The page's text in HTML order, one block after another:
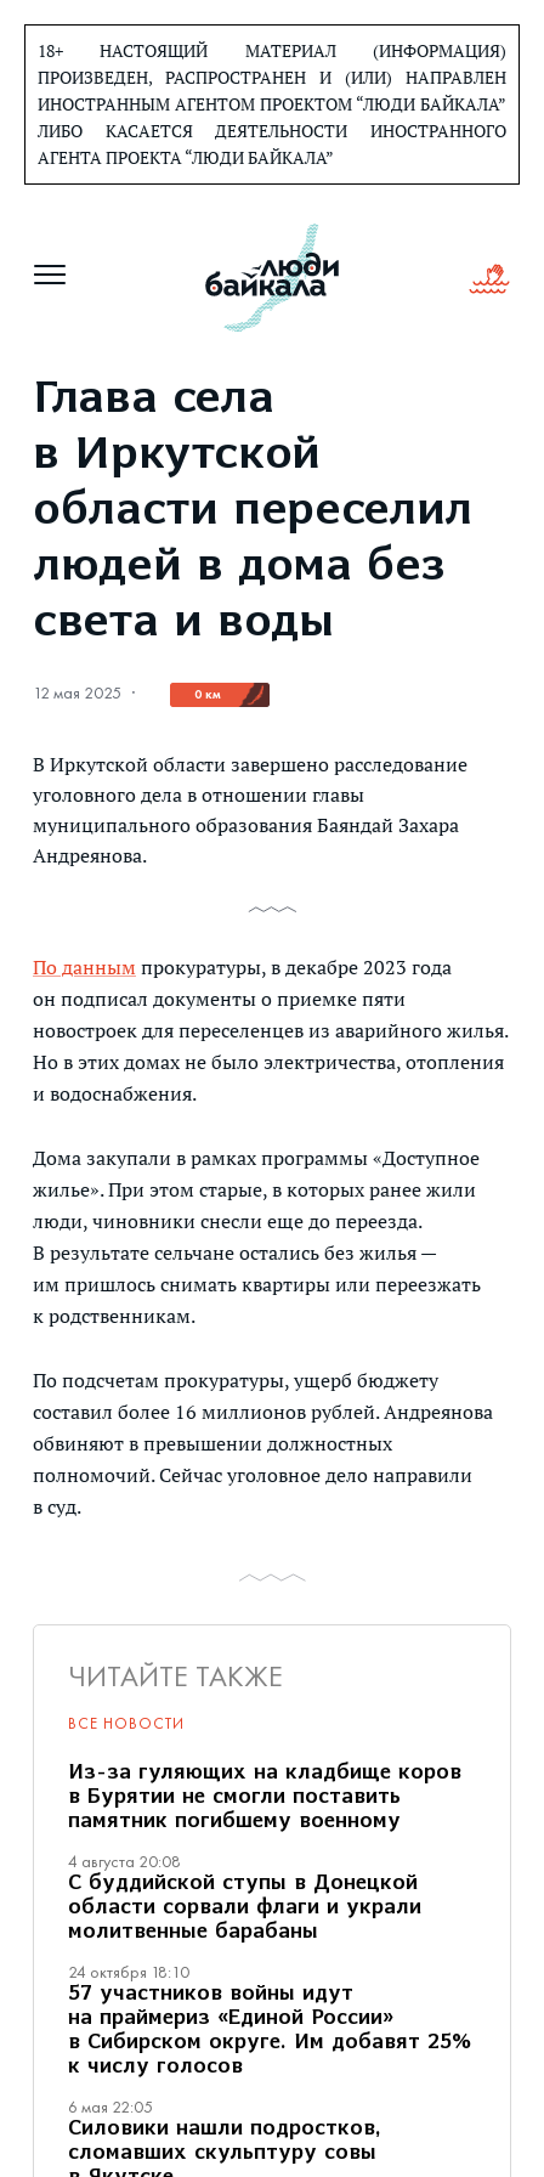
содержанию
18+ НАСТОЯЩИЙ МАТЕРИАЛ (ИНФОРМАЦИЯ)
ПРОИЗВЕДЕН, РАСПРОСТРАНЕН И (ИЛИ) НАПРАВЛЕН
ИНОСТРАННЫМ АГЕНТОМ ПРОЕКТОМ “ЛЮДИ БАЙКАЛА”
ЛИБО КАСАЕТСЯ ДЕЯТЕЛЬНОСТИ ИНОСТРАННОГО
АГЕНТА ПРОЕКТА “ЛЮДИ БАЙКАЛА”
Глава села
в Иркутской
области переселил
людей в дома без
света и воды
12 мая 2025 · 0 км
В Иркутской области завершено расследование
уголовного дела в отношении главы
муниципального образования Баяндай Захара
Андреянова.
По даннымпрокуратуры, в декабре 2023 года
он подписал документы о приемке пяти
новостроек для переселенцев из аварийного жилья.
Но в этих домах не было электричества, отопления
и водоснабжения.
Дома закупали в рамках программы «Доступное
жилье». При этом старые, в которых ранее жили
люди, чиновники снесли еще до переезда.
В результате сельчане остались без жилья —
им пришлось снимать квартиры или переезжать
к родственникам.
По подсчетам прокуратуры, ущерб бюджету
составил более 16 миллионов рублей. Андреянова
обвиняют в превышении должностных
полномочий. Сейчас уголовное дело направили
в суд.
ЧИТАЙТЕ ТАКЖЕ
ВСЕ НОВОСТИ
Из-за гуляющих на кладбище коров
в Бурятии не смогли поставить
памятник погибшему военному
4 августа 20:08
С буддийской ступы в Донецкой
области сорвали флаги и украли
молитвенные барабаны
24 октября 18:10
57 участников войны идут
на праймериз «Единой России»
в Сибирском округе. Им добавят 25%
к числу голосов
6 мая 22:05
Силовики нашли подростков,
сломавших скульптуру совы